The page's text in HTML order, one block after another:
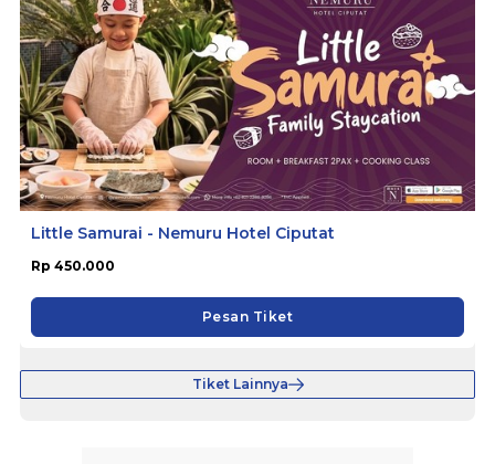
Little Samurai - Nemuru Hotel Ciputat
Rp 450.000
Pesan Tiket
Tiket Lainnya